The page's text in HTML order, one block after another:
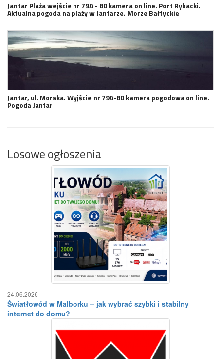
Jantar Plaża wejście nr 79A - 80 kamera on line. Port Rybacki.
Aktualna pogoda na plaży w Jantarze. Morze Bałtyckie
Jantar, ul. Morska. Wyjście nr 79A-80 kamera pogodowa on line.
Pogoda Jantar
Losowe ogłoszenia
24.06.2026
Światłowód w Malborku – jak wybrać szybki i stabilny
internet do domu?